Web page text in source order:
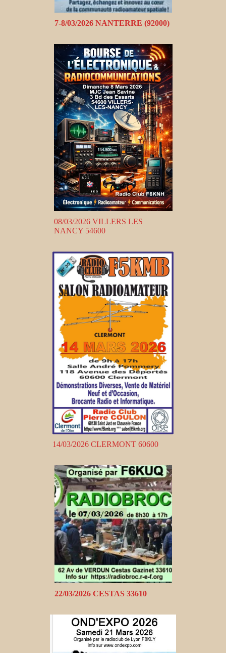
7-8/03/2026 NANTERRE (92000)
08/03/2026 VILLERS LES
NANCY 54600
14/03/2026 CLERMONT 60600
22/03/2026 CESTAS 33610